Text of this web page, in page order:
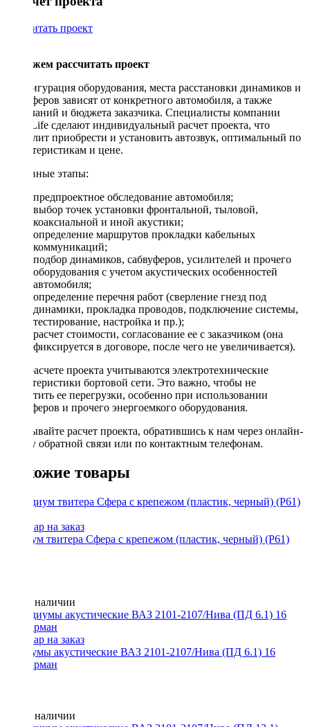
Рассчитать проект
Поможем рассчитать проект
Конфигурация оборудования, места расстановки динамиков и
сабвуферов зависят от конкретного автомобиля, а также
пожеланий и бюджета заказчика. Специалисты компании
DriveLife сделают индивидуальный расчет проекта, что
позволит приобрести и установить автозвук, оптимальный по
характеристикам и цене.
Основные этапы:
предпроектное обследование автомобиля;
выбор точек установки фронтальной, тыловой,
коаксиальной и иной акустики;
определение маршрутов прокладки кабельных
коммуникаций;
подбор динамиков, сабвуферов, усилителей и прочего
оборудования с учетом акустических особенностей
автомобиля;
определение перечня работ (сверление гнезд под
динамики, прокладка проводов, подключение системы,
тестирование, настройка и пр.);
расчет стоимости, согласование ее с заказчиком (она
фиксируется в договоре, после чего не увеличивается).
При расчете проекта учитываются электротехнические
характеристики бортовой сети. Это важно, чтобы не
допустить ее перегрузки, особенно при использовании
сабвуферов и прочего энергоемкого оборудования.
Заказывайте расчет проекта, обратившись к нам через онлайн-
форму обратной связи или по контактным телефонам.
Похожие товары
Подиум твитера Сфера с крепежом (пластик, черный) (P61)
Нет в наличии
Подиумы акустические ВАЗ 2101-2107/Нива (ПД 6.1) 16
см+карман
Нет в наличии